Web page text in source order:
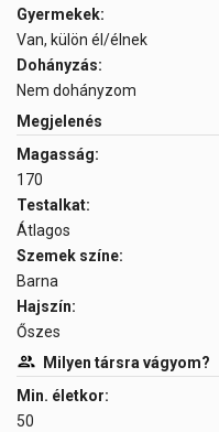
Gyermekek:
Van, külön él/élnek
Dohányzás:
Nem dohányzom
Megjelenés
Magasság:
170
Testalkat:
Átlagos
Szemek színe:
Barna
Hajszín:
Őszes
Milyen társra vágyom?
Min. életkor:
50